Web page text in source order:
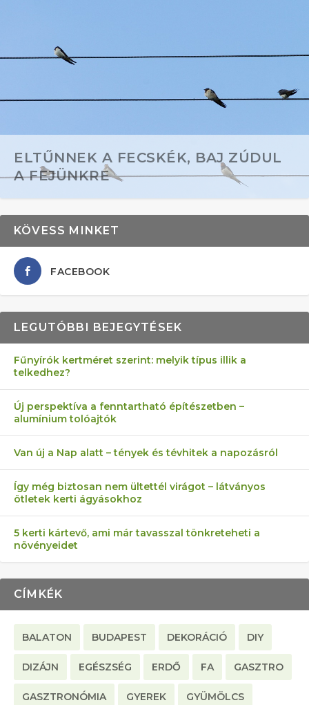
ELTŰNNEK A FECSKÉK, BAJ ZÚDUL
A FEJÜNKRE
AZ ÖNELLÁTÁS 13 PONTJA
KEZDŐKNEK
6 LEGJOBB NÖVÉNY SZOMSZÉD
ELLEN
FÉLREÉRTETT KERTÉSZKEDÉS:
TÉRKŐ ÉS MURVA
AKI ELDOBÁLJA A CIGICSIKKEKET,
AZ EGY KÖ…
MÁRPEDIG A TŰZIJÁTÉK NEM MENŐ!
KÖVESS MINKET
FACEBOOK
LEGUTÓBBI BEJEGYTÉSEK
Fűnyírók kertméret szerint: melyik típus illik a
telkedhez?
Új perspektíva a fenntartható építészetben –
alumínium tolóajtók
Van új a Nap alatt – tények és tévhitek a napozásról
Így még biztosan nem ültettél virágot – látványos
ötletek kerti ágyásokhoz
5 kerti kártevő, ami már tavasszal tönkreteheti a
növényeidet
CÍMKÉK
BALATON BUDAPEST DEKORÁCIÓ DIY
DIZÁJN EGÉSZSÉG ERDŐ FA GASZTRO
GASZTRONÓMIA GYEREK GYÜMÖLCS